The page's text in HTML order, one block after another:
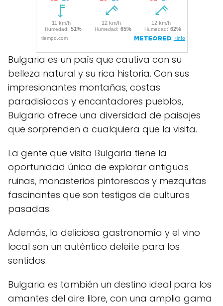
Bulgaria es un país que cautiva con su
belleza natural y su rica historia. Con sus
impresionantes montañas, costas
paradisíacas y encantadores pueblos,
Bulgaria ofrece una diversidad de paisajes
que sorprenden a cualquiera que la visita.
La gente que visita Bulgaria tiene la
oportunidad única de explorar antiguas
ruinas, monasterios pintorescos y mezquitas
fascinantes que son testigos de culturas
pasadas.
Además, la deliciosa gastronomía y el vino
local son un auténtico deleite para los
sentidos.
Bulgaria es también un destino ideal para los
amantes del aire libre, con una amplia gama